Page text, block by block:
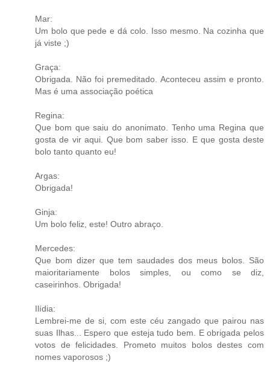
Mar:
Um bolo que pede e dá colo. Isso mesmo. Na cozinha que
já viste ;)
Graça:
Obrigada. Não foi premeditado. Aconteceu assim e pronto.
Mas é uma associação poética
Regina:
Que bom que saiu do anonimato. Tenho uma Regina que
gosta de vir aqui. Que bom saber isso. E que gosta deste
bolo tanto quanto eu!
Argas:
Obrigada!
Ginja:
Um bolo feliz, este! Outro abraço.
Mercedes:
Que bom dizer que tem saudades dos meus bolos. São
maioritariamente bolos simples, ou como se diz,
caseirinhos. Obrigada!
Ilídia:
Lembrei-me de si, com este céu zangado que pairou nas
suas Ilhas... Espero que esteja tudo bem. E obrigada pelos
votos de felicidades. Prometo muitos bolos destes com
nomes vaporosos ;)